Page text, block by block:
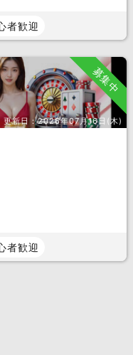
者歓迎
募集中
更新日：2026年07月16日(木)
者歓迎